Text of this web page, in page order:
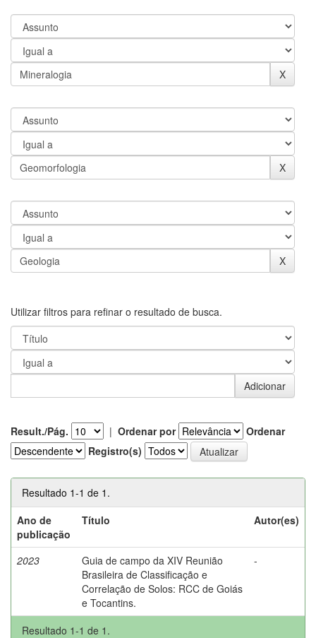
Utilizar filtros para refinar o resultado de busca.
Result./Pág. | Ordenar por
Ordenar
Registro(s)
Resultado 1-1 de 1.
Ano de
publicação
Título Autor(es)
2023
Guia de campo da XIV Reunião
Brasileira de Classificação e
Correlação de Solos: RCC de Goiás
e Tocantins.
-
Resultado 1-1 de 1.